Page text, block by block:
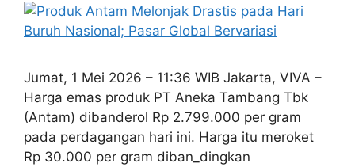
Jumat, 1 Mei 2026 – 11:36 WIB Jakarta, VIVA –
Harga emas produk PT Aneka Tambang Tbk
(Antam) dibanderol Rp 2.799.000 per gram
pada perdagangan hari ini. Harga itu meroket
Rp 30.000 per gram diban_dingkan